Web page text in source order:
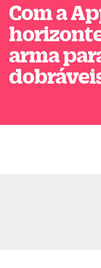
Com a
arma